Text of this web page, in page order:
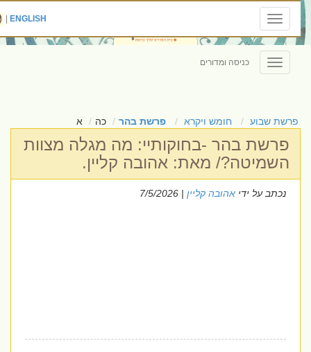
Toggle
navigation
ENGLISH
|
Toggle
navigation
כניסה ומדורים
פרשת שבוע חומש ויקרא פרשת בהר כה א
פרשת בהר -בחוקותיי: מה מגלה מצוות
השמיטה?/ מאת: אהובה קליין.
נכתב על ידיאהובה קליין| 7/5/2026